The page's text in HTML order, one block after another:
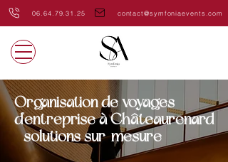
06.64.79.31.25 contact@symfoniaevents.com
Organisation de voyages
d'entreprise à Châteaurenard
- solutions sur-mesure